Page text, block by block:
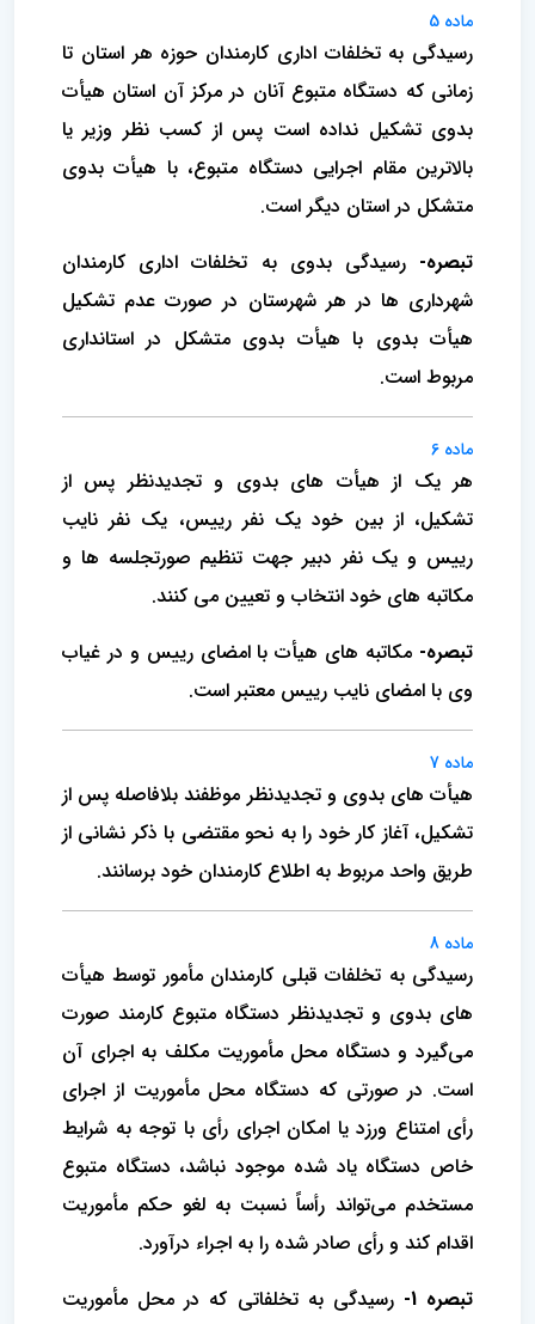
ماده 5
رسیدگی به تخلفات اداری کارمندان حوزه هر استان تا
زمانی که دستگاه متبوع آنان در مرکز آن استان هیأت
بدوی تشکیل نداده است پس از کسب نظر وزیر یا
بالاترین مقام اجرایی دستگاه متبوع، با هیأت بدوی
متشکل در استان دیگر است.
تبصره- رسیدگی بدوی به تخلفات اداری کارمندان
شهرداری ها در هر شهرستان در صورت عدم تشکیل
هیأت بدوی با هیأت بدوی متشکل در استانداری
مربوط است.
ماده 6
هر یک از هیأت های بدوی و تجدیدنظر پس از
تشکیل، از بین خود یک نفر رییس، یک نفر نایب
رییس و یک نفر دبیر جهت تنظیم صورتجلسه ها و
مکاتبه های خود انتخاب و تعیین می کنند.
تبصره- مکاتبه های هیأت با امضای رییس و در غیاب
وی با امضای نایب رییس معتبر است.
ماده 7
هیأت های بدوی و تجدیدنظر موظفند بلافاصله پس از
تشکیل، آغاز کار خود را به نحو مقتضی با ذکر نشانی از
طریق واحد مربوط به اطلاع کارمندان خود برسانند.
ماده 8
رسیدگی به تخلفات قبلی کارمندان مأمور توسط هیأت
های بدوی و تجدیدنظر دستگاه متبوع کارمند صورت
می‌گیرد و دستگاه محل مأموریت مکلف به اجرای آن
است. در صورتی که دستگاه محل مأموریت از اجرای
رأی امتناع ورزد یا امکان اجرای رأی با توجه به شرایط
خاص دستگاه یاد شده موجود نباشد، دستگاه متبوع
مستخدم می‌تواند رأساً نسبت به لغو حکم مأموریت
اقدام کند و رأی صادر شده را به اجراء درآورد.
تبصره 1-
رسیدگی به تخلفاتی که در محل مأموریت